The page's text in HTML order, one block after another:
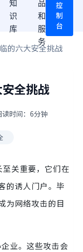
知
识
库
品
和
服
务
控
制
台
的六大安全挑战
全挑战
时间：6分钟
关重要，它们在
的诱人门户。毕
为网络攻击的目
业。这些攻击会